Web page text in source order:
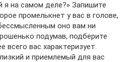
я на самом деле?» Запишите
промелькнет у вас в голове,
оно вам ни
подумав, подберите
всего вас характеризует.
и приемлемый для вас